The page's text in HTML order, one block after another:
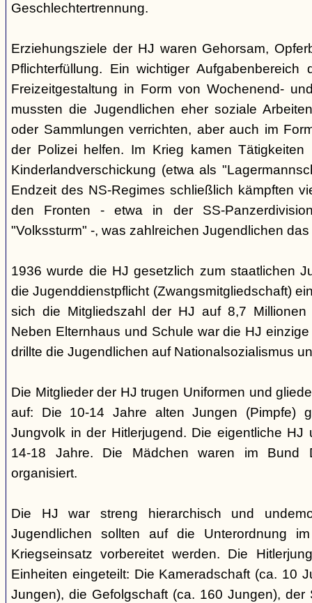
Geschlechtertrennung.
Erziehungsziele der HJ waren Gehorsam,
Pflichterfüllung. Ein wichtiger
Freizeitgestaltung in Form von Wochenend-
mussten die Jugendlichen eher soziale
oder Sammlungen verrichten, aber auch im
der Polizei helfen. Im Krieg kamen
Kinderlandverschickung (etwa als
Endzeit des NS-Regimes schließlich kämpften
den Fronten - etwa in der SS-
"Volkssturm" -, was zahlreichen Jugendlichen
1936 wurde die HJ gesetzlich zum staatlichen
die Jugenddienstpflicht (Zwangsmitgliedschaft)
sich die Mitgliedszahl der HJ auf 8,7 Millionen
Neben Elternhaus und Schule war die HJ
drillte die Jugendlichen auf Nationalsozialismus
Die Mitglieder der HJ trugen Uniformen und
auf: Die 10-14 Jahre alten Jungen (Pimpfe)
Jungvolk in der Hitlerjugend. Die eigentliche HJ
14-18 Jahre. Die Mädchen waren im Bund
organisiert.
Die HJ war streng hierarchisch und
Jugendlichen sollten auf die Unterordnung
Kriegseinsatz vorbereitet werden. Die
Einheiten eingeteilt: Die Kameradschaft (ca. 10
Jungen), die Gefolgschaft (ca. 160 Jungen), der